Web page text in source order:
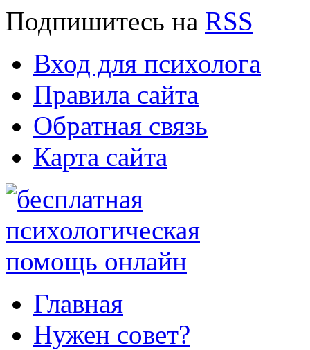
Подпишитесь на RSS
Вход для психолога
Правила сайта
Обратная связь
Карта сайта
Главная
Нужен совет?